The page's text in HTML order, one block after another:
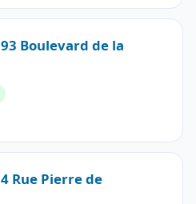
Boulevard de la
Rue Pierre de